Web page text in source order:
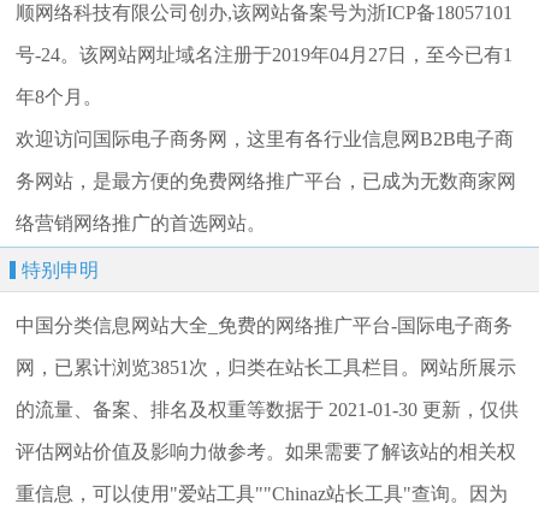
顺网络科技有限公司创办,该网站备案号为浙ICP备18057101
号-24。该网站网址域名注册于2019年04月27日，至今已有1
年8个月。
欢迎访问国际电子商务网，这里有各行业信息网B2B电子商
务网站，是最方便的免费网络推广平台，已成为无数商家网
络营销网络推广的首选网站。
特别申明
中国分类信息网站大全_免费的网络推广平台-国际电子商务
网，已累计浏览3851次，归类在站长工具栏目。网站所展示
的流量、备案、排名及权重等数据于 2021-01-30 更新，仅供
评估网站价值及影响力做参考。如果需要了解该站的相关权
重信息，可以使用"爱站工具""Chinaz站长工具"查询。因为